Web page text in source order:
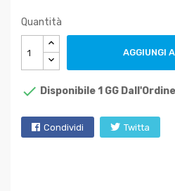
Quantità
AGGIUNGI
 Disponibile 1 GG Dall'Ordine
Condividi Twitta